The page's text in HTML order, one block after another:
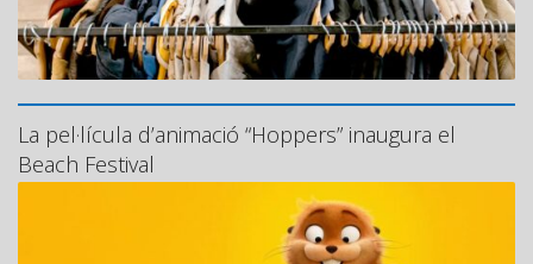
La pel·lícula d’animació “Hoppers” inaugura el
Beach Festival